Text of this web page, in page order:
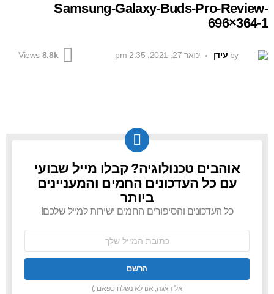
Samsung-Galaxy-Buds-Pro-Review-
696×364-1
by עידן ינואר 27, 2021, 2:35 pm 8.8k
Views
NEWSLETTER
אוהבים טכנולוגיה? קבלו מייל שבועי
עם כל העדכונים החמים והמעניינים
ביותר
כל העדכונים והסיפורים החמים ישירות למייל שלכם!
אל דאגה, אנו לא נשלח ספאם :)